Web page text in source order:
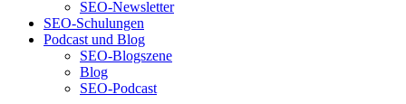
SEO-Newsletter
SEO-Schulungen
Podcast und Blog
SEO-Blogszene
Blog
SEO-Podcast